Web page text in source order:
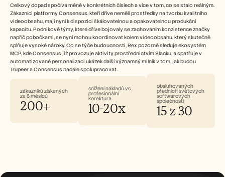
Celkový dopad spočívá méně v konkrétních číslech a více v tom, co se stalo reálným.
Zákazníci platformy Consensus, kteří dříve neměli prostředky na tvorbu kvalitního
videoobsahu, mají nyní k dispozici škálovatelnou a opakovatelnou produkční
kapacitu. Podnikové týmy, které dříve bojovaly se zachováním konzistence značky
napříč pobočkami, se nyní mohou koordinovat kolem videoobsahu, který skutečně
splňuje vysoké nároky. Co se týče budoucnosti, Rex pozorně sleduje ekosystém
MCP, kde Consensus již provozuje aktivity prostřednictvím Slacku, a spatřuje v
automatizované personalizaci ukázek další významný milník v tom, jak budou
Trupeer a Consensus nadále spolupracovat.
zákazníků získaných
za 6 měsíců
200+
snížení nákladů vs.
profesionální
korektura
10-20x
obsluhovaných
předních světových
softwarových
společností
15 z 30